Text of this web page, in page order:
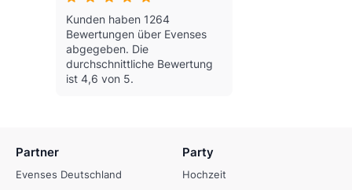
Kunden haben 1264
Bewertungen über Evenses
abgegeben. Die
durchschnittliche Bewertung
ist 4,6 von 5.
Partner
Evenses Deutschland
Party
Hochzeit